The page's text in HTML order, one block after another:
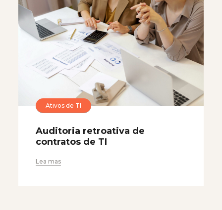
Ativos de TI
Auditoria retroativa de
contratos de TI
Lea mas